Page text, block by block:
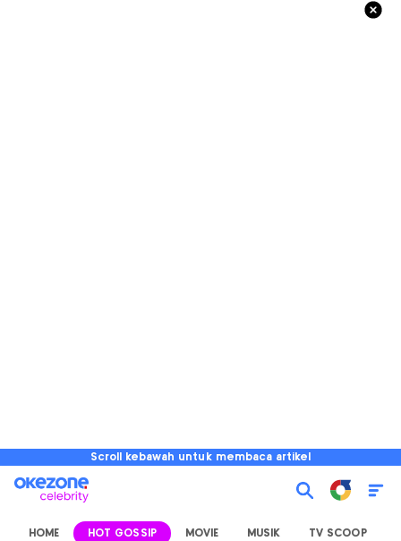
Scroll kebawah untuk membaca artikel
HOME HOT GOSSIP MOVIE MUSIK TV SCOOP